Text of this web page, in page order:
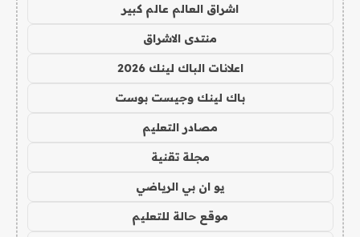
اشراق العالم عالم كبير
منتدى الاشراق
اعلانات الباك لينك 2026
باك لينك وجيست بوست
مصادر التعليم
مجلة تقنية
يو ان بي الرياضي
موقع حالة للتعليم